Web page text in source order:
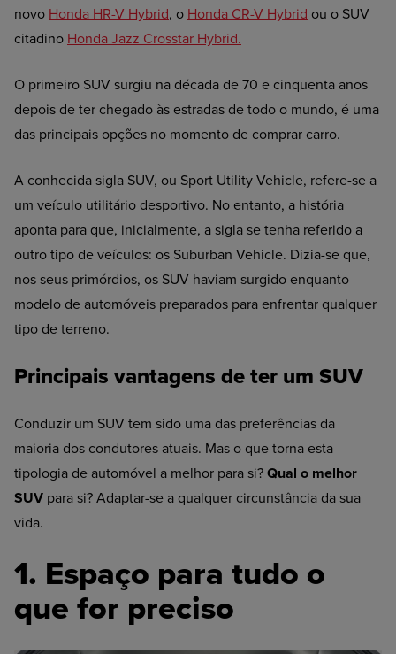
novo Honda HR-V Hybrid, o Honda CR-V Hybrid ou o SUV
citadino Honda Jazz Crosstar Hybrid.
O primeiro SUV surgiu na década de 70 e cinquenta anos
depois de ter chegado às estradas de todo o mundo, é uma
das principais opções no momento de comprar carro.
A conhecida sigla SUV, ou Sport Utility Vehicle, refere-se a
um veículo utilitário desportivo. No entanto, a história
aponta para que, inicialmente, a sigla se tenha referido a
outro tipo de veículos: os Suburban Vehicle. Dizia-se que,
nos seus primórdios, os SUV haviam surgido enquanto
modelo de automóveis preparados para enfrentar qualquer
tipo de terreno.
Principais vantagens de ter um SUV
Conduzir um SUV tem sido uma das preferências da
maioria dos condutores atuais. Mas o que torna esta
tipologia de automóvel a melhor para si? Qual o melhor
SUV para si? Adaptar-se a qualquer circunstância da sua
vida.
1. Espaço para tudo o
que for preciso